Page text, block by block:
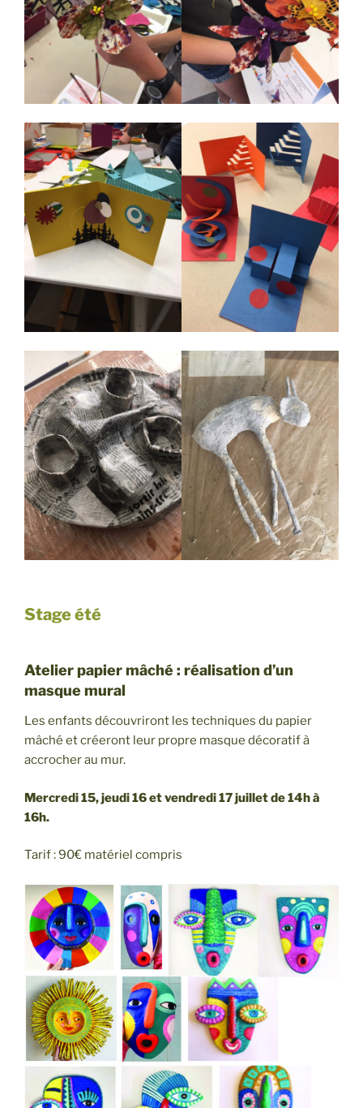
Stage été
Atelier papier mâché : réalisation d’un
masque mural
Les enfants découvriront les techniques du papier
mâché et créeront leur propre masque décoratif à
accrocher au mur.
Mercredi 15, jeudi 16 et vendredi 17 juillet de 14h à
16h.
Tarif : 90€ matériel compris